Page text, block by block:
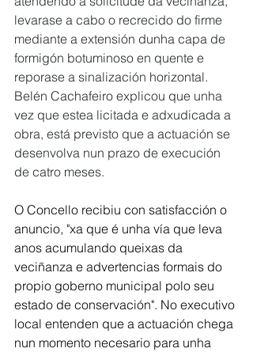
levarase a cabo o recrecido do firme
mediante a extensión dunha capa de
formigón botuminoso en quente e
reporase a sinalización horizontal.
Belén Cachafeiro explicou que unha
vez que estea licitada e adxudicada a
obra, está previsto que a actuación se
desenvolva nun prazo de execución
de catro meses.
O Concello recibiu con satisfacción o
anuncio, "xa que é unha vía que leva
anos acumulando queixas da
veciñanza e advertencias formais do
propio goberno municipal polo seu
estado de conservación". No executivo
local entenden que a actuación chega
nun momento necesario para unha